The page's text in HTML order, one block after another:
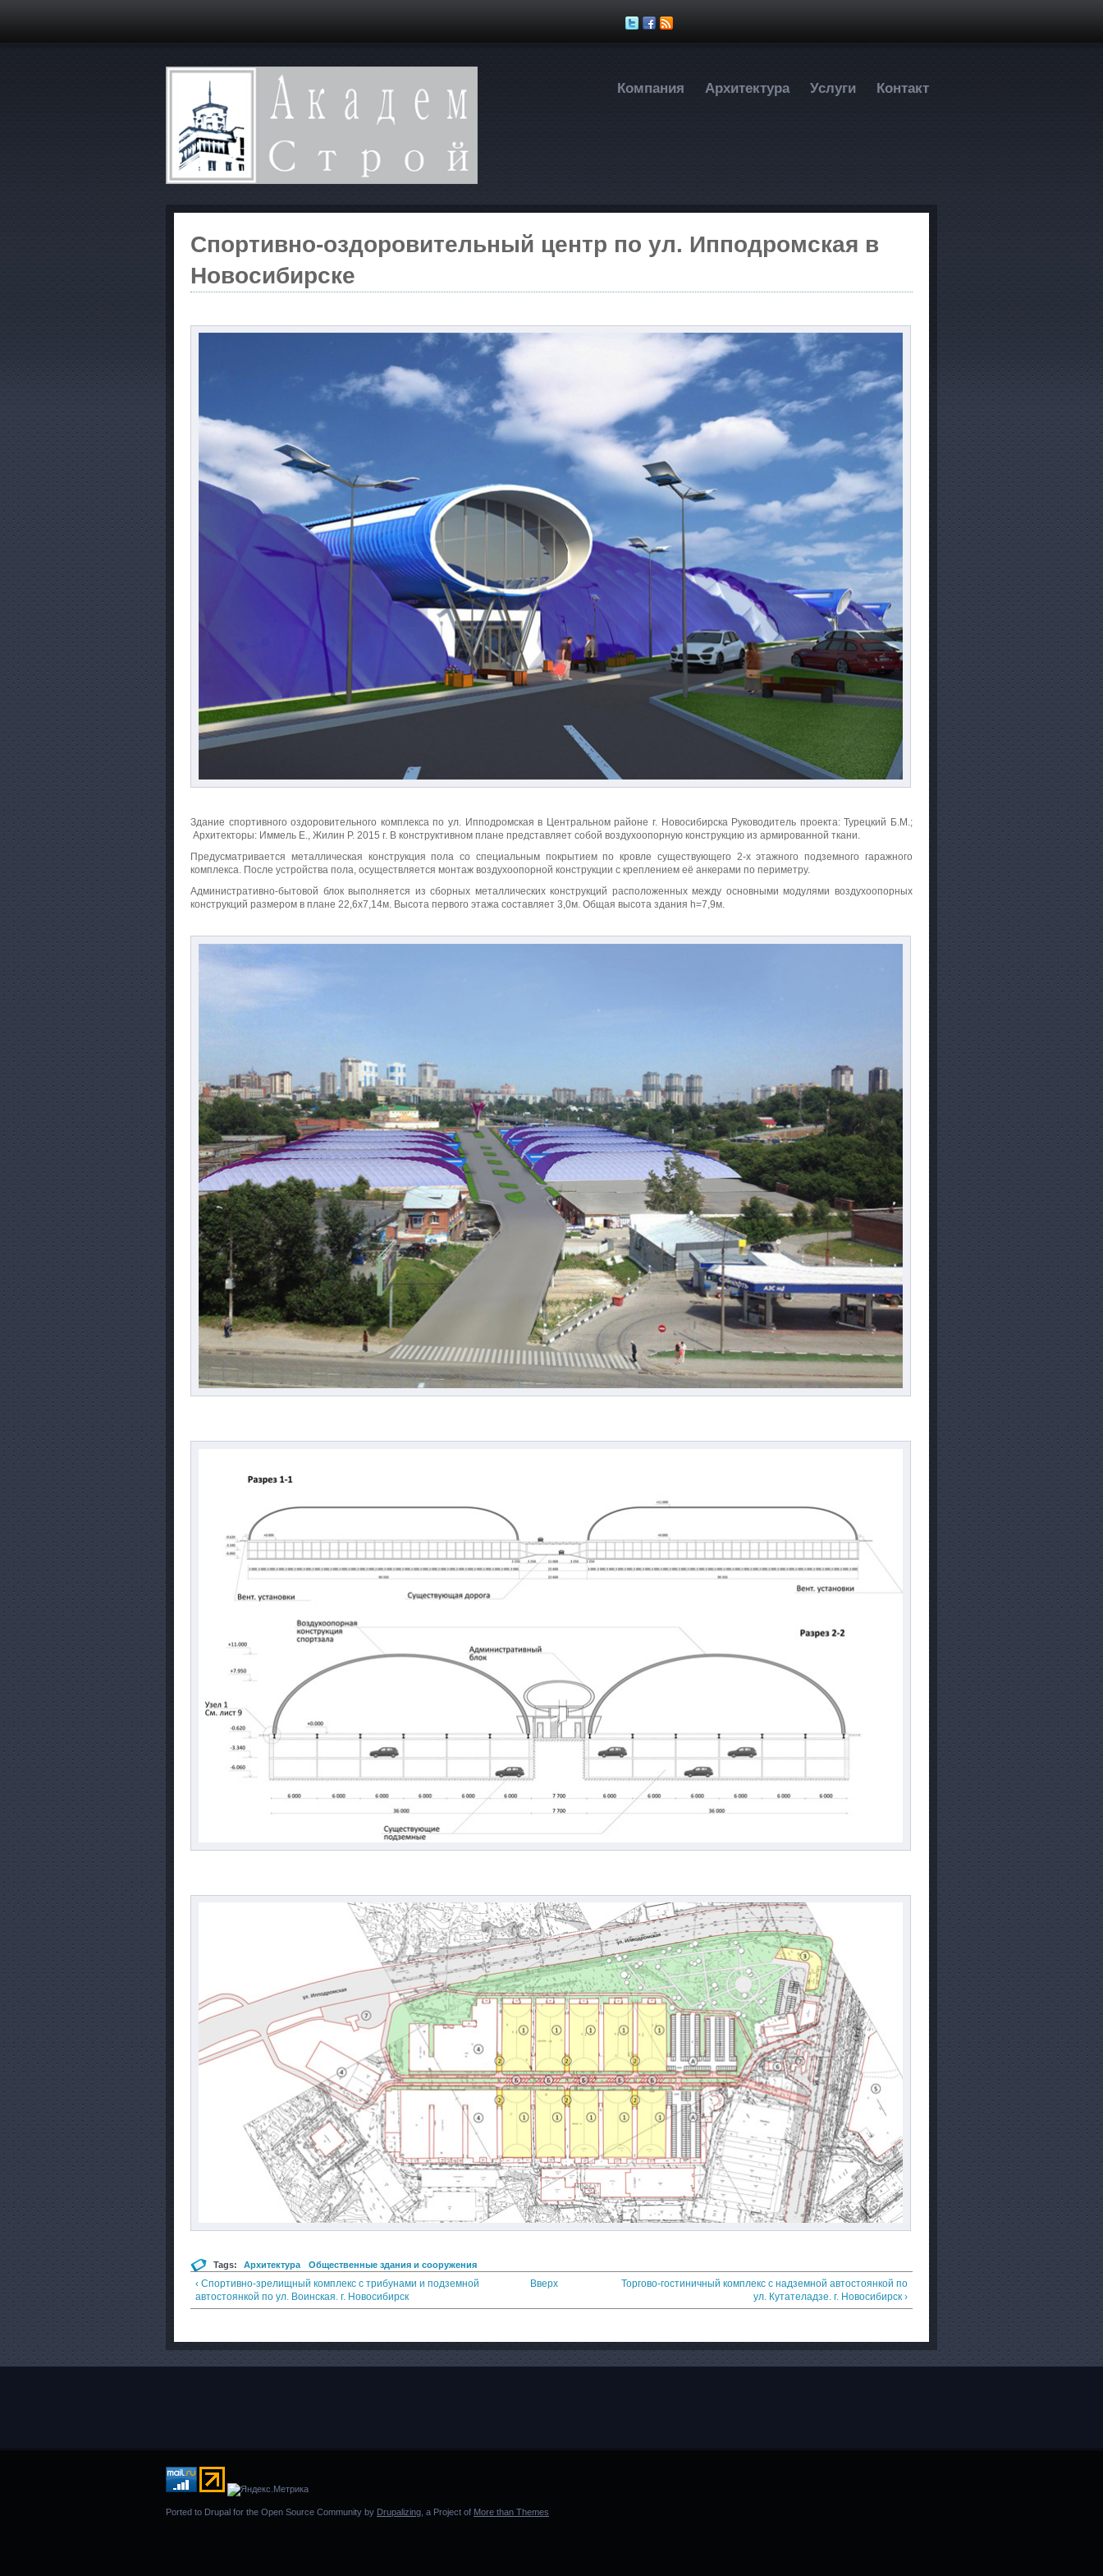
Компания Архитектура Услуги Контакт
Спортивно-оздоровительный центр по ул. Ипподромская в
Новосибирске
Здание спортивного оздоровительного комплекса по ул. Ипподромская в Центральном районе г. Новосибирска Руководитель проекта: Турецкий Б.М.;
Архитекторы: Иммель Е., Жилин Р. 2015 г. В конструктивном плане представляет собой воздухоопорную конструкцию из армированной ткани.
Предусматривается металлическая конструкция пола со специальным покрытием по кровле существующего 2-х этажного подземного гаражного
комплекса. После устройства пола, осуществляется монтаж воздухоопорной конструкции с креплением её анкерами по периметру.
Административно-бытовой блок выполняется из сборных металлических конструкций расположенных между основными модулями воздухоопорных
конструкций размером в плане 22,6х7,14м. Высота первого этажа составляет 3,0м. Общая высота здания h=7,9м.
Tags: Архитектура Общественные здания и сооружения
‹ Спортивно-зрелищный комплекс с трибунами и подземной
автостоянкой по ул. Воинская. г. Новосибирск
Вверх
Торгово-гостиничный комплекс с надземной автостоянкой по
ул. Кутателадзе. г. Новосибирск ›
Ported to Drupal for the Open Source Community by Drupalizing , a Project of More than Themes